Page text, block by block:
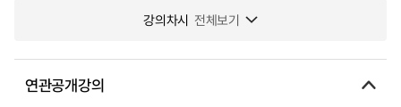
강의차시 전체보기
연관공개강의